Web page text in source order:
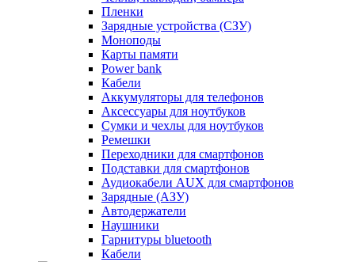
Пленки
Зарядные устройства (СЗУ)
Моноподы
Карты памяти
Power bank
Кабели
Аккумуляторы для телефонов
Аксессуары для ноутбуков
Сумки и чехлы для ноутбуков
Ремешки
Переходники для смартфонов
Подставки для смартфонов
Аудиокабели AUX для смартфонов
Зарядные (АЗУ)
Автодержатели
Наушники
Гарнитуры bluetooth
Кабели